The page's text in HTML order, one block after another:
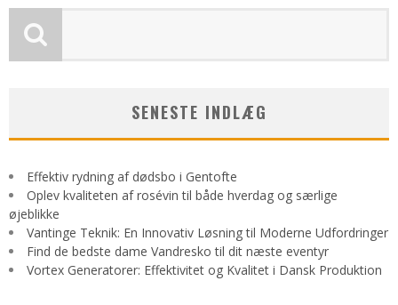
SENESTE INDLÆG
Effektiv rydning af dødsbo i Gentofte
Oplev kvaliteten af rosévin til både hverdag og særlige
øjeblikke
Vantinge Teknik: En Innovativ Løsning til Moderne Udfordringer
Find de bedste dame Vandresko til dit næste eventyr
Vortex Generatorer: Effektivitet og Kvalitet i Dansk Produktion